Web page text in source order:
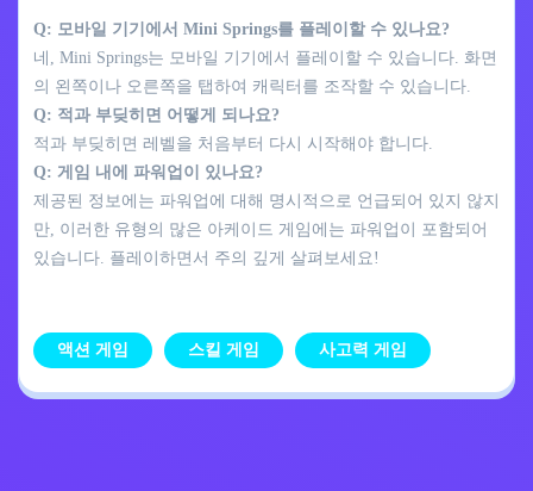
Q: 모바일 기기에서 Mini Springs를 플레이할 수 있나요?
네, Mini Springs는 모바일 기기에서 플레이할 수 있습니다. 화면
의 왼쪽이나 오른쪽을 탭하여 캐릭터를 조작할 수 있습니다.
Q: 적과 부딪히면 어떻게 되나요?
적과 부딪히면 레벨을 처음부터 다시 시작해야 합니다.
Q: 게임 내에 파워업이 있나요?
제공된 정보에는 파워업에 대해 명시적으로 언급되어 있지 않지
만, 이러한 유형의 많은 아케이드 게임에는 파워업이 포함되어
있습니다. 플레이하면서 주의 깊게 살펴보세요!
액션 게임 스킬 게임 사고력 게임